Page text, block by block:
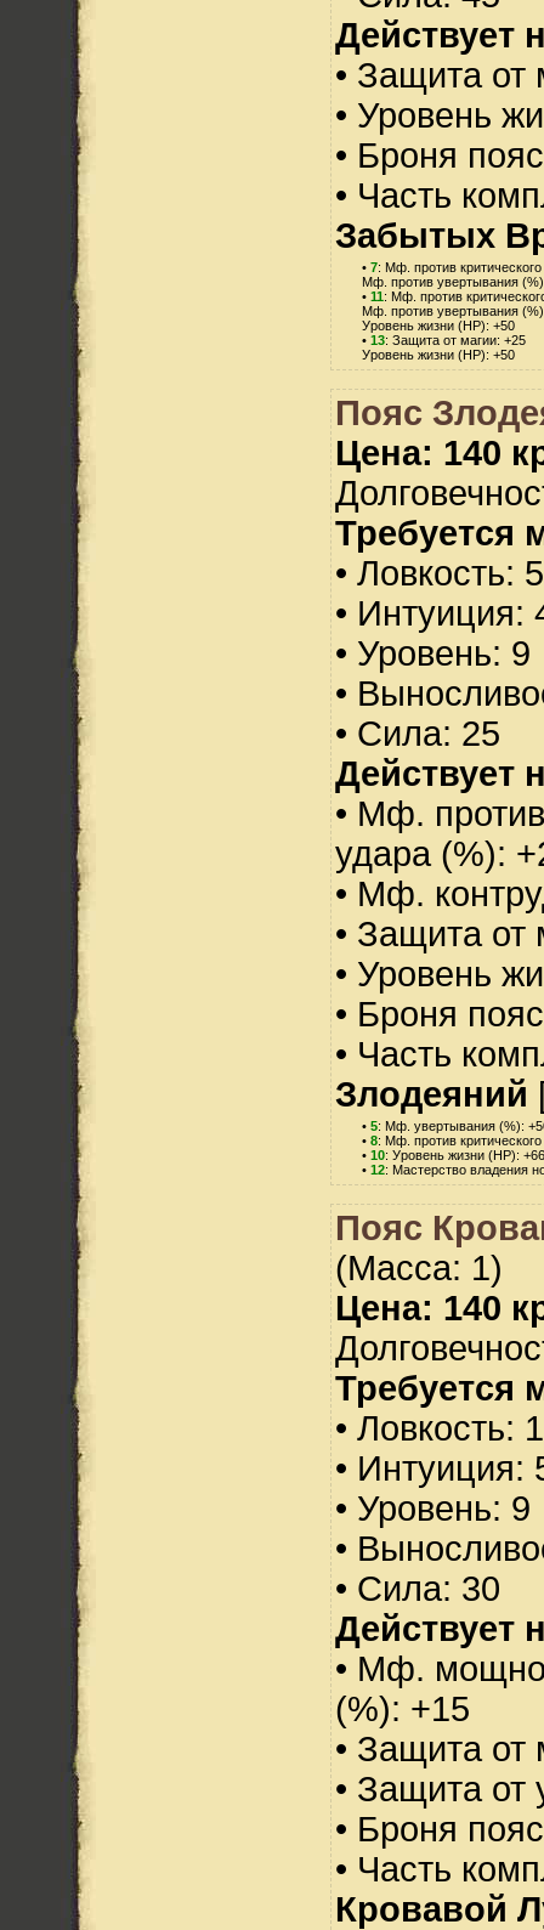
Действует
• Защита от
• Уровень
• Броня
• Часть
Забытых
• 7: Мф. против
Мф. против увертывания
• 11: Мф. против
Мф. против увертывания
Уровень жизни (HP): +50
• 13: Защита от магии: +25
Уровень жизни (HP): +50
Пояс
Цена: 140
Требуется
• Ловкость:
• Интуиция:
• Уровень: 9
•
• Сила: 25
Действует
• Мф.
удара (%):
• Мф.
• Защита от
• Уровень
• Броня
• Часть
Злодеяний
• 5: Мф. увертывания (%):
• 8: Мф. против
• 10: Уровень жизни (HP): +66
• 12: Мастерство владения
Пояс
(Масса: 1)
Цена: 140
Требуется
• Ловкость:
• Интуиция:
• Уровень: 9
•
• Сила: 30
Действует
• Мф.
(%): +15
• Защита от
• Защита от
• Броня
• Часть
Кровавой